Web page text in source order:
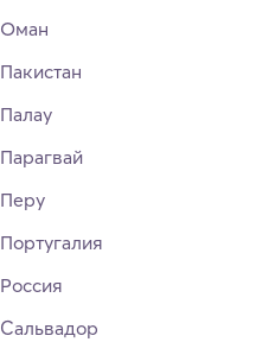
Оман
Пакистан
Палау
Парагвай
Перу
Португалия
Россия
Сальвадор